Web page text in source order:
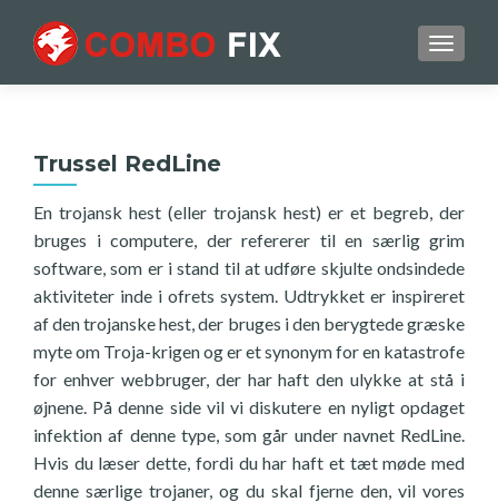
Trussel RedLine
En trojansk hest (eller trojansk hest) er et begreb, der
bruges i computere, der refererer til en særlig grim
software, som er i stand til at udføre skjulte ondsindede
aktiviteter inde i ofrets system. Udtrykket er inspireret
af den trojanske hest, der bruges i den berygtede græske
myte om Troja-krigen og er et synonym for en katastrofe
for enhver webbruger, der har haft den ulykke at stå i
øjnene. På denne side vil vi diskutere en nyligt opdaget
infektion af denne type, som går under navnet RedLine.
Hvis du læser dette, fordi du har haft et tæt møde med
denne særlige trojaner, og du skal fjerne den, vil vores